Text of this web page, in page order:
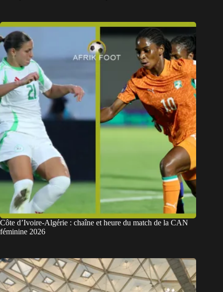
Côte d’Ivoire-Algérie : chaîne et heure du match de la CAN
féminine 2026